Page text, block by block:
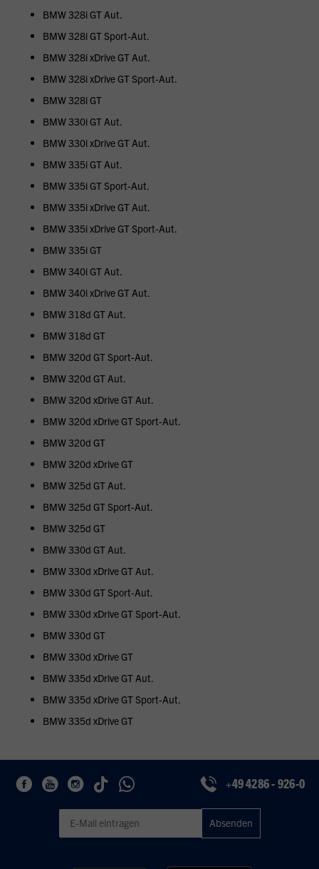
BMW 328i GT Aut.
BMW 328i GT Sport-Aut.
BMW 328i xDrive GT Aut.
BMW 328i xDrive GT Sport-Aut.
BMW 328i GT
BMW 330i GT Aut.
BMW 330i xDrive GT Aut.
BMW 335i GT Aut.
BMW 335i GT Sport-Aut.
BMW 335i xDrive GT Aut.
BMW 335i xDrive GT Sport-Aut.
BMW 335i GT
BMW 340i GT Aut.
BMW 340i xDrive GT Aut.
BMW 318d GT Aut.
BMW 318d GT
BMW 320d GT Sport-Aut.
BMW 320d GT Aut.
BMW 320d xDrive GT Aut.
BMW 320d xDrive GT Sport-Aut.
BMW 320d GT
BMW 320d xDrive GT
BMW 325d GT Aut.
BMW 325d GT Sport-Aut.
BMW 325d GT
BMW 330d GT Aut.
BMW 330d xDrive GT Aut.
BMW 330d GT Sport-Aut.
BMW 330d xDrive GT Sport-Aut.
BMW 330d GT
BMW 330d xDrive GT
BMW 335d xDrive GT Aut.
BMW 335d xDrive GT Sport-Aut.
BMW 335d xDrive GT
+49 4286 - 926-0
Geben Sie eine gültige E-Mail-Adresse für den Newsletter ein